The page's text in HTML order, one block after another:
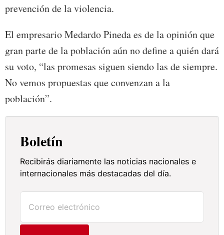
prevención de la violencia.
El empresario Medardo Pineda es de la opinión que
gran parte de la población aún no define a quién dará
su voto, “las promesas siguen siendo las de siempre.
No vemos propuestas que convenzan a la
población”.
Boletín
Recibirás diariamente las noticias nacionales e
internacionales más destacadas del día.